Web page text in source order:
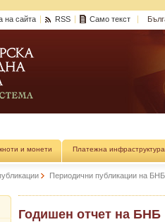
на сайта RSS Само текст
и монети Платежна инфраструктура
Периодични публикации на БНБ
Годишен отчет на БНБ